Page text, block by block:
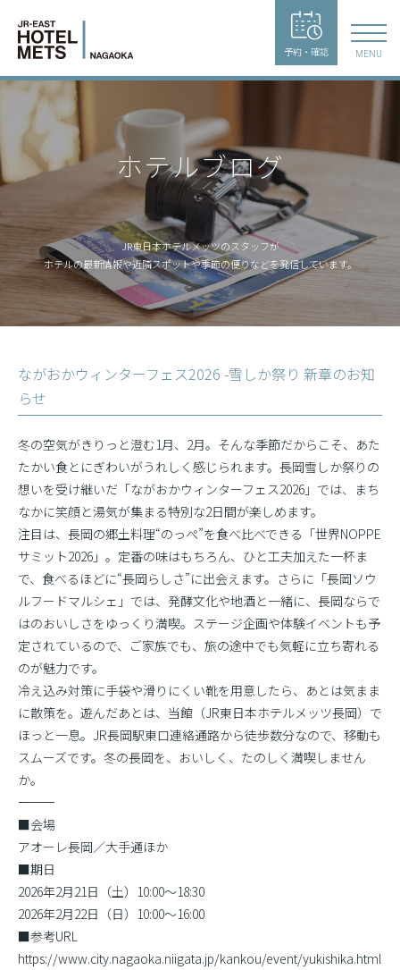
予約・確認 MENU
ホテルブログ
JR東日本ホテルメッツのスタッフが
ホテルの最新情報や近隣スポットや季節の便りなどを発信しています。
ながおかウィンターフェス2026 -雪しか祭り 新章のお知
らせ
冬の空気がきりっと澄む1月、2月。そんな季節だからこそ、あた
たかい食とにぎわいがうれしく感じられます。長岡雪しか祭りの
想いを受け継いだ「ながおかウィンターフェス2026」では、まち
なかに笑顔と湯気が集まる特別な2日間が楽しめます。
注目は、長岡の郷土料理“のっぺ”を食べ比べできる「世界NOPPE
サミット2026」。定番の味はもちろん、ひと工夫加えた一杯ま
で、食べるほどに“長岡らしさ”に出会えます。さらに「長岡ソウ
ルフードマルシェ」では、発酵文化や地酒と一緒に、長岡ならで
はのおいしさをゆっくり満喫。ステージ企画や体験イベントも予
定されているので、ご家族でも、旅の途中でも気軽に立ち寄れる
のが魅力です。
冷え込み対策に手袋や滑りにくい靴を用意したら、あとは気まま
に散策を。遊んだあとは、当館（JR東日本ホテルメッツ長岡）で
ほっと一息。JR長岡駅東口連絡通路から徒歩数分なので、移動も
スムーズです。冬の長岡を、おいしく、たのしく満喫しません
か。
――――――――――
■会場
アオーレ長岡／大手通ほか
■期日
2026年2月21日（土）10:00〜18:30
2026年2月22日（日）10:00〜16:00
■参考URL
https://www.city.nagaoka.niigata.jp/kankou/event/yukishika.html